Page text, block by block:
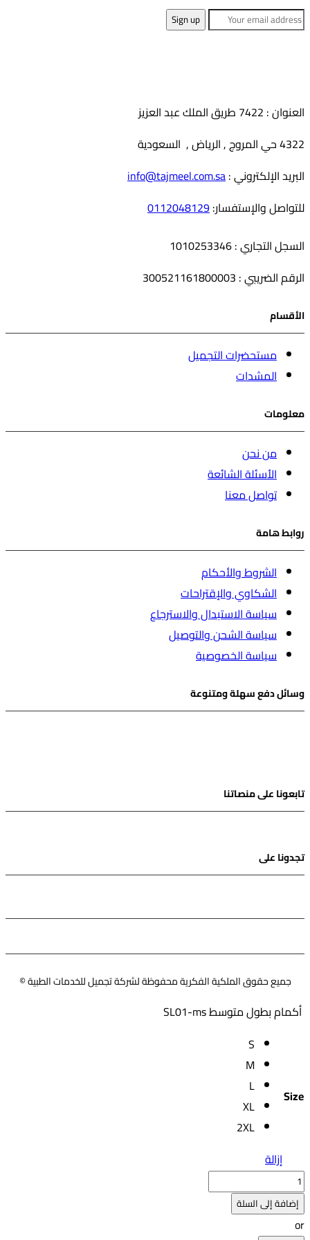
لهذا
المنتج.
على
المنتج
العنوان : 7422 طريق الملك عبد العزيز
4322 حي المروج , الرياض , السعودية
البريد الإلكتروني :info@tajmeel.com.sa
للتواصل والإستفسار:0112048129
السجل التجاري : 1010253346
الرقم الضريبي : 300521161800003
الأقسام
مستحضرات التجميل
المشدات
معلومات
من نحن
الأسئلة الشائعة
تواصل معنا
روابط هامة
الشروط والأحكام
الشكاوي والإقتراحات
سياسة الاستبدال والاسترجاع
سياسة الشحن والتوصيل
سياسة الخصوصية
وسائل دفع سهلة ومتنوعة
تابعونا على منصاتنا
tok
تجدونا على
جميع حقوق الملكية الفكرية محفوظة لشركة تجميل للخدمات الطبية ©
أكمام بطول متوسط SL01-ms
Size
S
M
L
XL
2XL
إزالة
كمية
أكمام
بطول
إضافة إلى السلة
or